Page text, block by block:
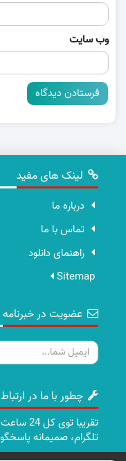
وب‌ سایت
لینک های مفید
درباره ما
تماس با ما
راهنمای دانلود
Sitemap
عضویت در خبرنامه
چطور با ما در
تقریبا
تلگرام، صمیمانه